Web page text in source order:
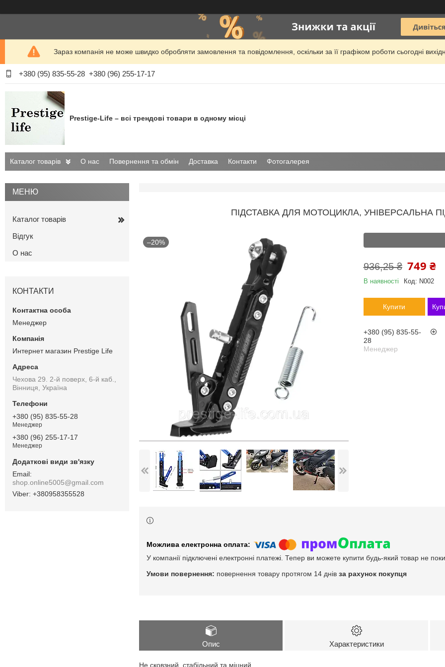
Зараз компанія не може швидко обробляти замовлення та повідомлення, оскільки за її графіком роботи сьогодні
+380 (95) 835-55-28 +380 (96) 255-17-17
Prestige-Life – всі трендові товари в одному місці
Каталог товарів О нас Повернення та обмін Доставка Контакти Фотогалерея
ПІДСТАВКА ДЛЯ МОТОЦИКЛА, УНІВЕРСАЛЬНА
–20%
936,25 ₴ 749 ₴
В наявності Код: N002
Купити
+380 (95) 835-55-
28
Менеджер
У компанії підключені електронні платежі. Тепер ви можете купити будь-який товар не
повернення товару протягом 14 днів за рахунок покупця
Опис Характеристики
Не сковзний, стабільний та міцний.
Каталог товарів
Відгук
О нас
КОНТАКТИ
Менеджер
Интернет магазин Prestige Life
Чехова 29. 2-й поверх, 6-й каб.,
Вінниця, Україна
+380 (95) 835-55-28
Менеджер
+380 (96) 255-17-17
Менеджер
shop.online5005@gmail.com
+380958355528